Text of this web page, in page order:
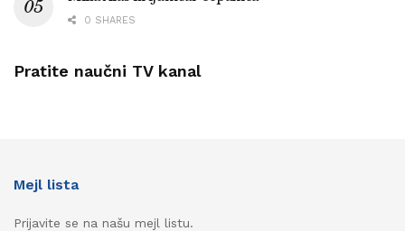
0 SHARES
Pratite naučni TV kanal
Mejl lista
Prijavite se na našu mejl listu.